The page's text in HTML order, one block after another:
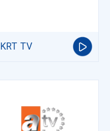
KRT TV